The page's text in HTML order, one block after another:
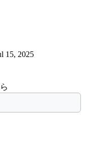
15, 2025